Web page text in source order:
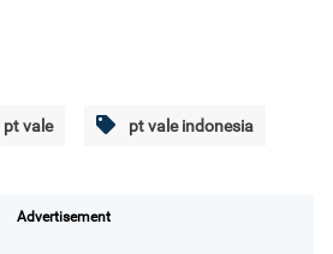
pt vale pt vale indonesia
Advertisement